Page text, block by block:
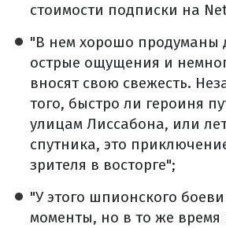
стоимости подписки на
"В нем хорошо продуманы
острые ощущения и
вносят свою свежесть.
того, быстро ли героиня
улицам Лиссабона, или
спутника, это
зрителя в восторге";
"У этого шпионского
моменты, но в то же время